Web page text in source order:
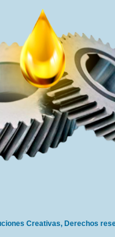
Creativas, Derechos